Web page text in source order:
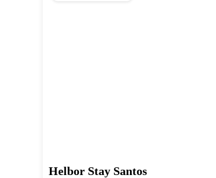
Helbor Stay Santos